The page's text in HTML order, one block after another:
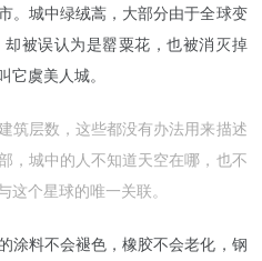
。城中绿绒蒿，大部分由于全球变
被误认为是罂粟花，也被消灭掉
它虞美人城。
筑层数，这些都没有办法用来描述
，城中的人不知道天空在哪，也不
个星球的唯一关联。
涂料不会褪色，橡胶不会老化，钢